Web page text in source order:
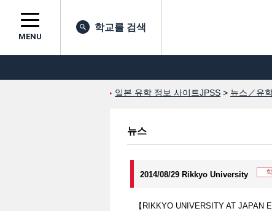
MENU
학교를 검색
일본 유학 정보 사이트JPSS > 뉴스／유
뉴스
2014/08/29 Rikkyo University
【RIKKYO UNIVERSITY AT JAPAN